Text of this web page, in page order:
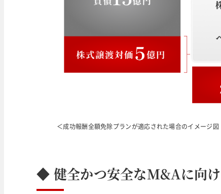
＜成功報酬全額免除プランが適応された場合のイメージ
◆ 健全かつ安全なM&Aに向